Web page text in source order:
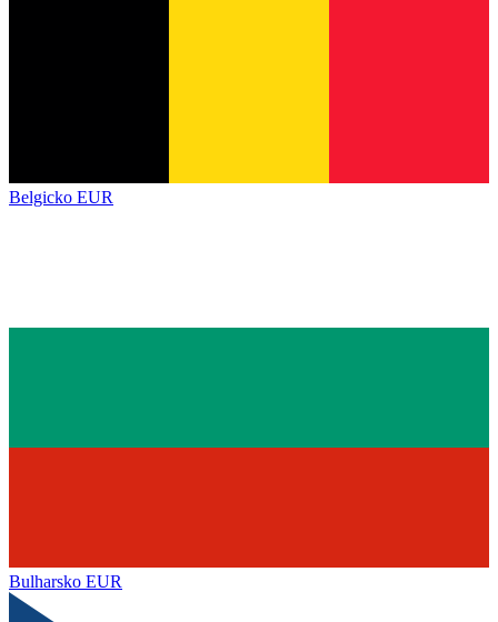
Belgicko EUR
Bulharsko EUR